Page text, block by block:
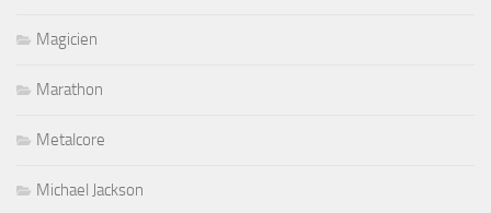
Magicien
Marathon
Metalcore
Michael Jackson